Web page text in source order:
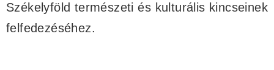
Székelyföld természeti és kulturális kincseinek
felfedezéséhez.